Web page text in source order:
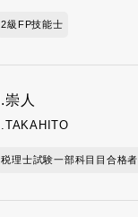
2級FP技能士
I.崇人
I.TAKAHITO
税理士試験一部科目目合格者